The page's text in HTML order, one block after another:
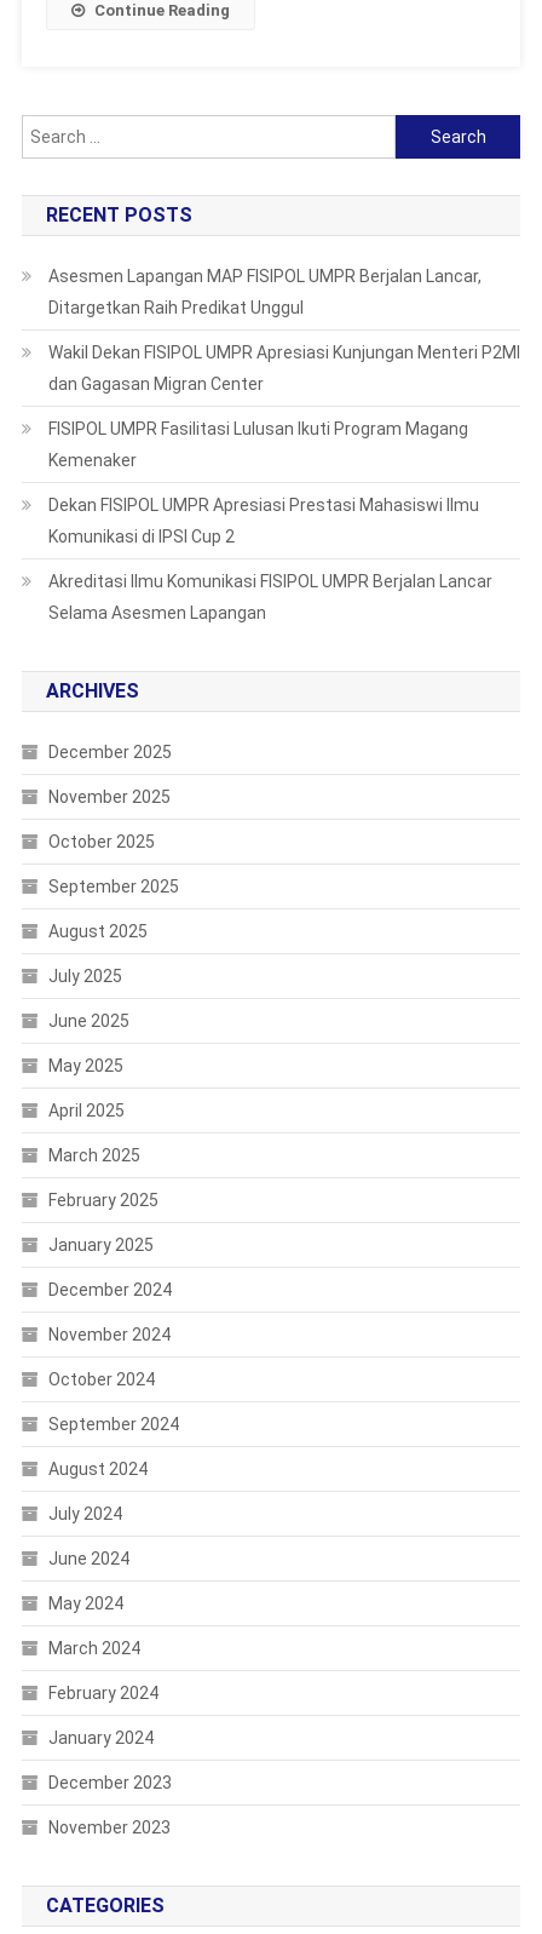
Continue Reading
Search
for:
RECENT POSTS
Asesmen Lapangan MAP FISIPOL UMPR Berjalan Lancar,
Ditargetkan Raih Predikat Unggul
Wakil Dekan FISIPOL UMPR Apresiasi Kunjungan Menteri P2MI
dan Gagasan Migran Center
FISIPOL UMPR Fasilitasi Lulusan Ikuti Program Magang
Kemenaker
Dekan FISIPOL UMPR Apresiasi Prestasi Mahasiswi Ilmu
Komunikasi di IPSI Cup 2
Akreditasi Ilmu Komunikasi FISIPOL UMPR Berjalan Lancar
Selama Asesmen Lapangan
ARCHIVES
December 2025
November 2025
October 2025
September 2025
August 2025
July 2025
June 2025
May 2025
April 2025
March 2025
February 2025
January 2025
December 2024
November 2024
October 2024
September 2024
August 2024
July 2024
June 2024
May 2024
March 2024
February 2024
January 2024
December 2023
November 2023
CATEGORIES